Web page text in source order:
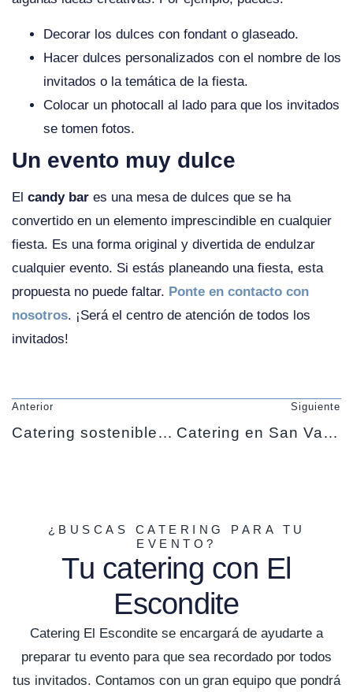
Decorar los dulces con fondant o glaseado.
Hacer dulces personalizados con el nombre de los
invitados o la temática de la fiesta.
Colocar un photocall al lado para que los invitados
se tomen fotos.
Un evento muy dulce
El candy bar es una mesa de dulces que se ha
convertido en un elemento imprescindible en cualquier
fiesta. Es una forma original y divertida de endulzar
cualquier evento. Si estás planeando una fiesta, esta
propuesta no puede faltar. Ponte en contacto con
nosotros. ¡Será el centro de atención de todos los
invitados!
Anterior
Catering sostenible y ecológico
Siguiente
Catering en San Valentín a domicilio: una experiencia gastronómica inolvidable
¿BUSCAS CATERING PARA TU
EVENTO?
Tu catering con El
Escondite
Catering El Escondite se encargará de ayudarte a
preparar tu evento para que sea recordado por todos
tus invitados. Contamos con un gran equipo que pondrá